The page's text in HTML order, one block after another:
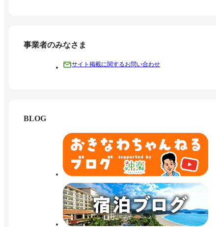
事業者のみなさま
サイト掲載に関するお問い合わせ
BLOG